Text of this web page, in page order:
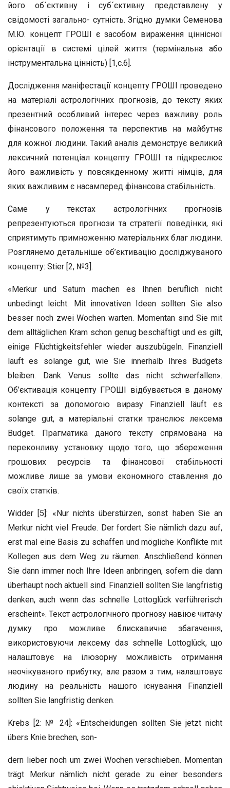
його об´єктивну і суб´єктивну представлену у
свідомості загально- сутність. Згідно думки Семенова
М.Ю. концепт ГРОШІ є засобом вираження ціннісної
орієнтації в системі цілей життя (термінальна або
інструментальна цінність) [1,с.6].
Дослідження маніфестації концепту ГРОШІ проведено
на матеріалі астрологічних прогнозів, до тексту яких
презентний особливий інтерес через важливу роль
фінансового положення та перспектив на майбутнє
для кожної людини. Такий аналіз демонструє великий
лексичний потенціал концепту ГРОШІ та підкреслює
його важливість у повсякденному житті німців, для
яких важливим є насамперед фінансова стабільність.
Саме у текстах астрологічних прогнозів
репрезентуються прогнози та стратегії поведінки, які
сприятимуть примноженню матеріальних благ людини.
Розглянемо детальніше об’єктивацію досліджуваного
концепту: Stier [2, №3].
«Merkur und Saturn machen es Ihnen beruflich nicht
unbedingt leicht. Mit innovativen Ideen sollten Sie also
besser noch zwei Wochen warten. Momentan sind Sie mit
dem alltäglichen Kram schon genug beschäftigt und es gilt,
einige Flüchtigkeitsfehler wieder auszubügeln. Finanziell
läuft es solange gut, wie Sie innerhalb Ihres Budgets
bleiben. Dank Venus sollte das nicht schwerfallen».
Об’єктивація концепту ГРОШІ відбувається в даному
контексті за допомогою виразу Finanziell läuft es
solange gut, а матеріальні статки транслює лексема
Budget. Прагматика даного тексту спрямована на
переконливу установку щодо того, що збереження
грошових ресурсів та фінансової стабільності
можливе лише за умови економного ставлення до
своїх статків.
Widder [5]: «Nur nichts überstürzen, sonst haben Sie an
Merkur nicht viel Freude. Der fordert Sie nämlich dazu auf,
erst mal eine Basis zu schaffen und mögliche Konflikte mit
Kollegen aus dem Weg zu räumen. Anschließend können
Sie dann immer noch Ihre Ideen anbringen, sofern die dann
überhaupt noch aktuell sind. Finanziell sollten Sie langfristig
denken, auch wenn das schnelle Lottoglück verführerisch
erscheint». Текст астрологічного прогнозу навіює читачу
думку про можливе блискавичне збагачення,
використовуючи лексему das schnelle Lottoglück, що
налаштовує на ілюзорну можливість отримання
неочікуваного прибутку, але разом з тим, налаштовує
людину на реальність нашого існування Finanziell
sollten Sie langfristig denken.
Krebs [2: № 24]: «Entscheidungen sollten Sie jetzt nicht
übers Knie brechen, son-
dern lieber noch um zwei Wochen verschieben. Momentan
trägt Merkur nämlich nicht gerade zu einer besonders